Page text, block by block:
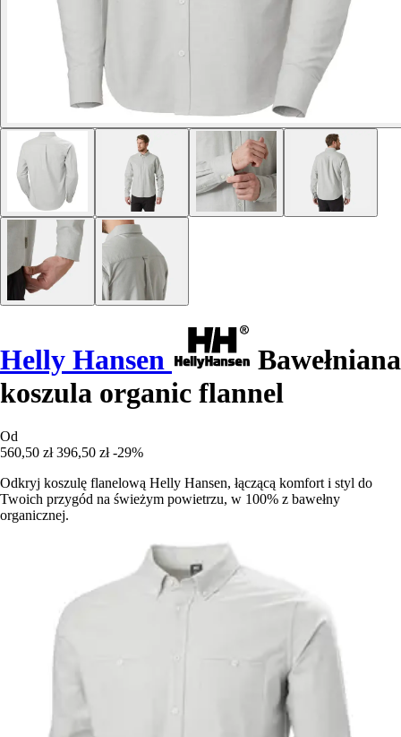
Helly Hansen
Bawełniana
koszula organic flannel
Od
560,50 zł 396,50 zł -29%
Odkryj koszulę flanelową Helly Hansen, łączącą komfort i styl do
Twoich przygód na świeżym powietrzu, w 100% z bawełny
organicznej.